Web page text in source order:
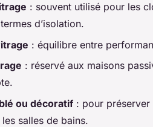
: souvent utilisé pour les
d’isolation.
: équilibre entre
: réservé aux maisons
ou décoratif : pour préserver
salles de bains.